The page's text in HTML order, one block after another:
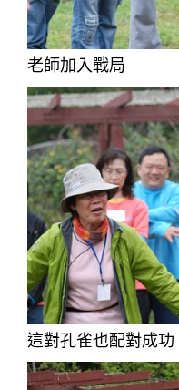
老師加入戰局
這對孔雀也配對成功